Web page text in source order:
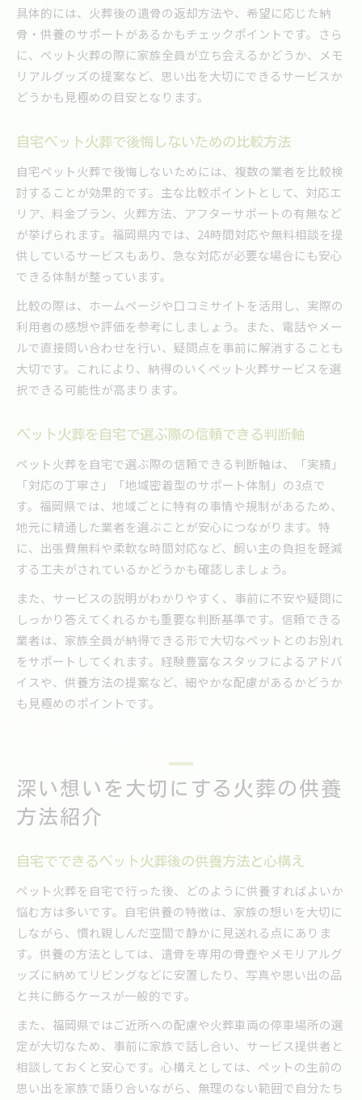
具体的には、火葬後の遺骨の返却方法や、希望に応じた納
骨・供養のサポートがあるかもチェックポイントです。さら
に、ペット火葬の際に家族全員が立ち会えるかどうか、メモ
リアルグッズの提案など、思い出を大切にできるサービスか
どうかも見極めの目安となります。
自宅ペット火葬で後悔しないための比較方法
自宅ペット火葬で後悔しないためには、複数の業者を比較検
討することが効果的です。主な比較ポイントとして、対応エ
リア、料金プラン、火葬方法、アフターサポートの有無など
が挙げられます。福岡県内では、24時間対応や無料相談を提
供しているサービスもあり、急な対応が必要な場合にも安心
できる体制が整っています。
比較の際は、ホームページや口コミサイトを活用し、実際の
利用者の感想や評価を参考にしましょう。また、電話やメー
ルで直接問い合わせを行い、疑問点を事前に解消することも
大切です。これにより、納得のいくペット火葬サービスを選
択できる可能性が高まります。
ペット火葬を自宅で選ぶ際の信頼できる判断軸
ペット火葬を自宅で選ぶ際の信頼できる判断軸は、「実績」
「対応の丁寧さ」「地域密着型のサポート体制」の3点で
す。福岡県では、地域ごとに特有の事情や規制があるため、
地元に精通した業者を選ぶことが安心につながります。特
に、出張費無料や柔軟な時間対応など、飼い主の負担を軽減
する工夫がされているかどうかも確認しましょう。
また、サービスの説明がわかりやすく、事前に不安や疑問に
しっかり答えてくれるかも重要な判断基準です。信頼できる
業者は、家族全員が納得できる形で大切なペットとのお別れ
をサポートしてくれます。経験豊富なスタッフによるアドバ
イスや、供養方法の提案など、細やかな配慮があるかどうか
も見極めのポイントです。
深い想いを大切にする火葬の供養
方法紹介
自宅でできるペット火葬後の供養方法と心構え
ペット火葬を自宅で行った後、どのように供養すればよいか
悩む方は多いです。自宅供養の特徴は、家族の想いを大切に
しながら、慣れ親しんだ空間で静かに見送れる点にありま
す。供養の方法としては、遺骨を専用の骨壺やメモリアルグ
ッズに納めてリビングなどに安置したり、写真や思い出の品
と共に飾るケースが一般的です。
また、福岡県ではご近所への配慮や火葬車両の停車場所の選
定が大切なため、事前に家族で話し合い、サービス提供者と
相談しておくと安心です。心構えとしては、ペットの生前の
思い出を家族で語り合いながら、無理のない範囲で自分たち